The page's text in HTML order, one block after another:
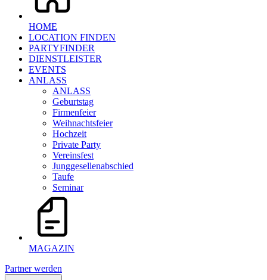
HOME
LOCATION FINDEN
PARTYFINDER
DIENSTLEISTER
EVENTS
ANLASS
ANLASS
Geburtstag
Firmenfeier
Weihnachtsfeier
Hochzeit
Private Party
Vereinsfest
Junggesellenabschied
Taufe
Seminar
MAGAZIN
Partner werden